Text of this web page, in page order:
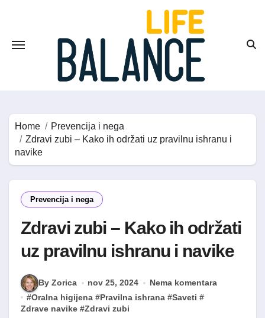
Home
Prevencija i nega
Zdravi zubi – Kako ih održati uz pravilnu ishranu i
navike
Prevencija i nega
Zdravi zubi – Kako ih održati
uz pravilnu ishranu i navike
By Zorica nov 25, 2024
Nema komentara
#Oralna higijena #Pravilna ishrana #Saveti #
Zdrave navike #Zdravi zubi